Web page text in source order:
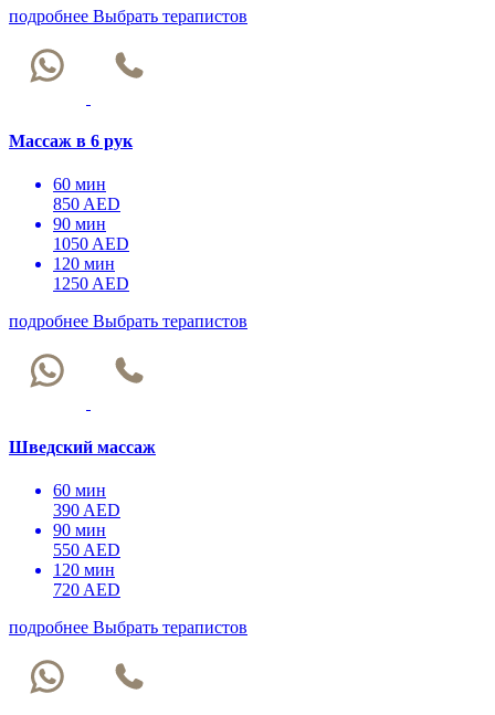
подробнее Выбрать терапистов
Массаж в 6 рук
60 мин
850 AED
90 мин
1050 AED
120 мин
1250 AED
подробнее Выбрать терапистов
Шведский массаж
60 мин
390 AED
90 мин
550 AED
120 мин
720 AED
подробнее Выбрать терапистов